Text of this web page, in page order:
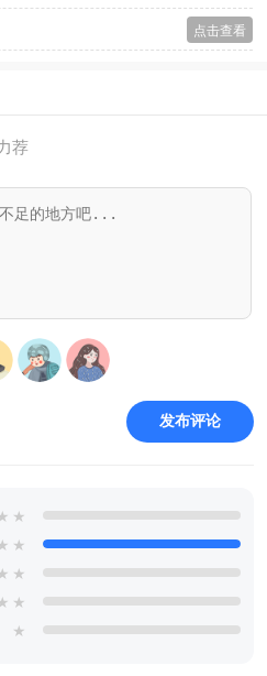
点击查看
荐
发布评论
★
★
★
★
★